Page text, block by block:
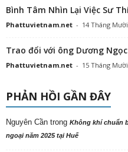
Bình Tâm Nhìn Lại Việc Sư
Phattuvietnam.net - 14 Tháng
Trao đổi với ông Dương
Phattuvietnam.net - 15 Tháng
PHẢN HỒI GẦN ĐÂY
Nguyên Cần trong Không khí chuẩn
ngoại năm 2025 tại Huế